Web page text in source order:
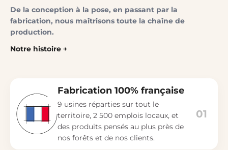
De la conception à la pose, en passant par la
fabrication, nous maîtrisons toute la chaîne de
production.
Notre histoire
Fabrication 100% française
9 usines réparties sur tout le
territoire, 2 500 emplois locaux, et
des produits pensés au plus près de
nos forêts et de nos clients.
01